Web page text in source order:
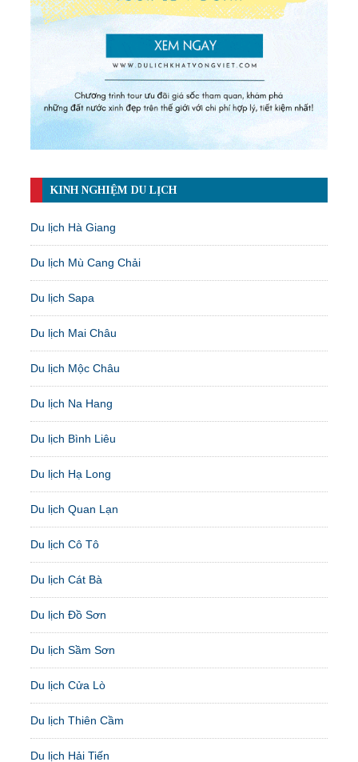
KINH NGHIỆM DU LỊCH
Du lịch Hà Giang
Du lịch Mù Cang Chải
Du lịch Sapa
Du lịch Mai Châu
Du lịch Mộc Châu
Du lịch Na Hang
Du lịch Bình Liêu
Du lịch Hạ Long
Du lịch Quan Lạn
Du lịch Cô Tô
Du lịch Cát Bà
Du lịch Đồ Sơn
Du lịch Sầm Sơn
Du lịch Cửa Lò
Du lịch Thiên Cầm
Du lịch Hải Tiến